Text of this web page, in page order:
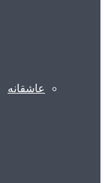
عاشقانه